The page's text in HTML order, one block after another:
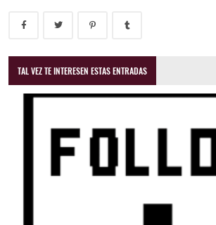
TAL VEZ TE INTERESEN ESTAS ENTRADAS